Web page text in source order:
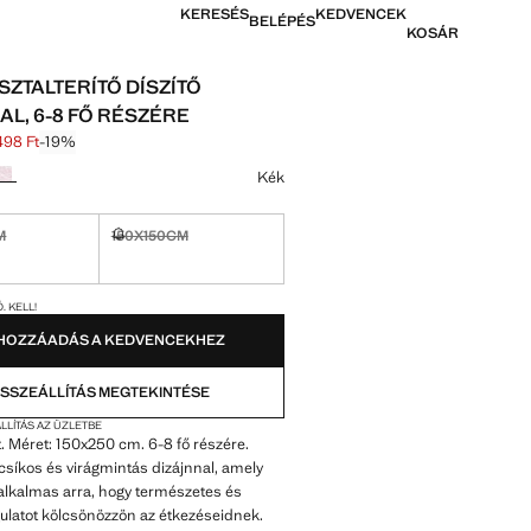
KERESÉSBELÉPÉSKEDVENCEK
KOSÁR
DÍSZÍTŐ
6-8 FŐ RÉSZÉRE
[17 995 Ft ]
498 Ft ]
Ft-19%
Kék
150X150CM
KELL!
A KEDVENCEKHEZ
MEGTEKINTÉSE
AZ ÜZLETBE
Méret: 150x250 cm. 6-8 fő részére.
és virágmintás dizájnnal, amely
arra, hogy természetes és
kölcsönözzön az étkezéseidnek.